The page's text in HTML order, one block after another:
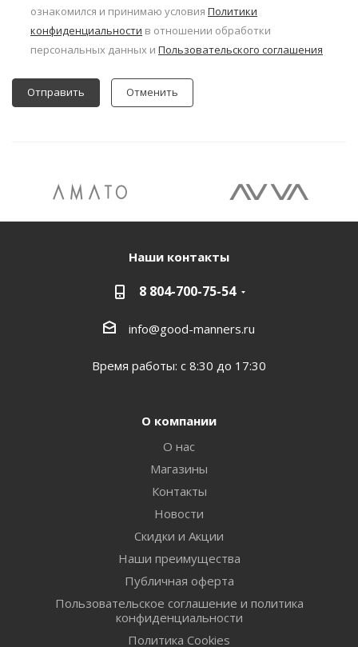
ознакомился и принимаю условия Политики
конфиденциальности в отношении обработки
персональных данных и Пользовательского соглашения
Отменить
Наши контакты
8 804-700-75-54
info@good-manners.ru
Время работы: с 8:30 до 17:30
О компании
О нас
Магазины
Контакты
Новости
Скидки и Акции
Наши преимущества
Публичная оферта
Пользовательское соглашение и политика
конфиденциальности
Политика Cookies